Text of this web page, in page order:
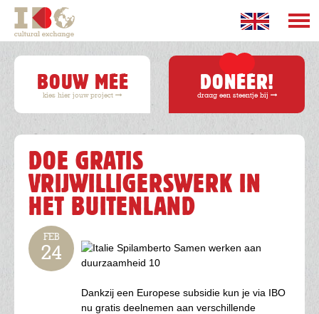
Overslaan
naar
BOUW MEE
kies hier jouw project
DONEER!
draag een steentje bij
DOE GRATIS
VRIJWILLIGERSWERK IN
HET BUITENLAND
FEB
24 Image
Dankzij een Europese subsidie kun je via IBO
nu gratis deelnemen aan verschillende